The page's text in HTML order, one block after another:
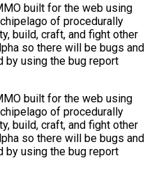
built for the web using
of procedurally
build, craft, and fight other
so there will be bugs and
by using the bug report
built for the web using
of procedurally
build, craft, and fight other
so there will be bugs and
by using the bug report